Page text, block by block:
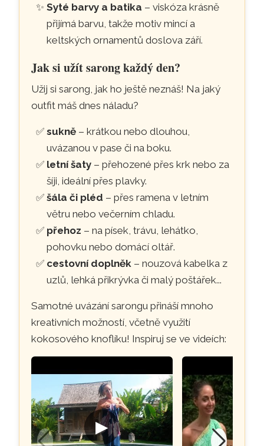
Syté barvy a batika – viskóza krásně
přijímá barvu, takže motiv mincí a
keltských ornamentů doslova září.
Jak si užít sarong každý den?
Užij si sarong, jak ho ještě neznáš! Na jaký
outfit máš dnes náladu?
sukně– krátkou nebo dlouhou,
uvázanou v pase či na boku.
letní šaty– přehozené přes krk nebo za
šíji, ideální přes plavky.
šála či pléd – přes ramena v letním
větru nebo večerním chladu.
přehoz – na písek, trávu, lehátko,
pohovku nebo domácí oltář.
cestovní doplněk – nouzová kabelka z
uzlů, lehká přikrývka či malý poštářek...
Samotné uvázání sarongu přináší mnoho
kreativních možností, včetně využití
kokosového knoflíku! Inspiruj se ve videích:
▶